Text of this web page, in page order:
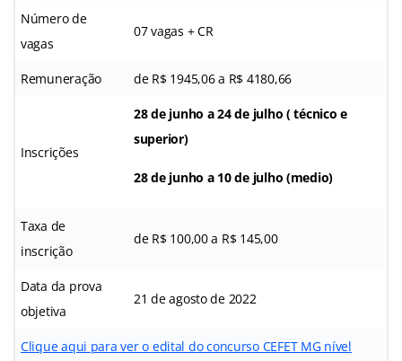
Número de
vagas
07 vagas + CR
Remuneração de R$ 1945,06 a R$ 4180,66
Inscrições
28 de junho a 24 de julho ( técnico e
superior)
28 de junho a 10 de julho (medio)
Taxa de
inscrição
de R$ 100,00 a R$ 145,00
Data da prova
objetiva
21 de agosto de 2022
Clique aqui para ver o edital do concurso CEFET MG nível